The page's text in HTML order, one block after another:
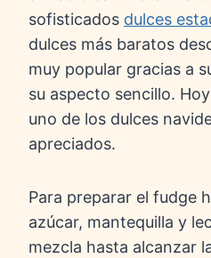
sofisticados dulces
dulces más baratos
muy popular gracias a
su aspecto sencillo.
uno de los dulces
apreciados.
Para preparar el fudge
azúcar, mantequilla y
mezcla hasta alcanzar